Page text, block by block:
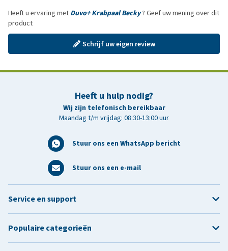
Heeft u ervaring met Duvo+ Krabpaal Becky? Geef uw mening over dit
product
Schrijf uw eigen review
Heeft u hulp nodig?
Wij zijn telefonisch bereikbaar
Maandag t/m vrijdag: 08:30-13:00 uur
Stuur ons een WhatsApp bericht
Stuur ons een e-mail
Service en support
Populaire categorieën